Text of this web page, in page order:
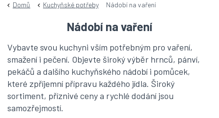
Domů Kuchyňské potřeby Nádobí na vaření
Nádobí na vaření
Vybavte svou kuchyni vším potřebným pro vaření,
smažení i pečení. Objevte široký výběr hrnců, pánví,
pekáčů a dalšího kuchyňského nádobí i pomůcek,
které zpříjemní přípravu každého jídla. Široký
sortiment, příznivé ceny a rychlé dodání jsou
samozřejmostí.